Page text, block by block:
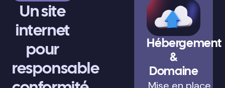
Un site
internet
pour
responsable
Hébergement
&
Domaine
Mise en place